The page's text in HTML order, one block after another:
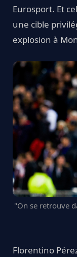
Eurosport. Et
une cible
explosion à
"On se retrouve
Florentino